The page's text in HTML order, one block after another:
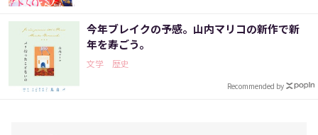
今年ブレイクの予感。山内マリコの新作で新
年を寿ごう。
文学 歴史
Recommended by